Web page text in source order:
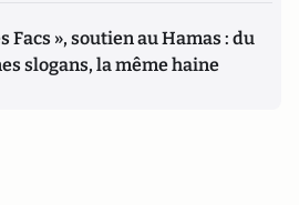
Facs », soutien au Hamas : du
slogans, la même haine